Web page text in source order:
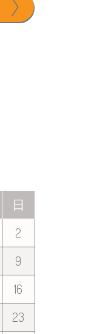
日
2
9
16
23